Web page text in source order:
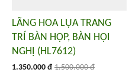
LÃNG HOA LỤA TRANG
TRÍ BÀN HỌP, BÀN HỘI
NGHỊ (HL7612)
1.350.000 đ 1.500.000 đ